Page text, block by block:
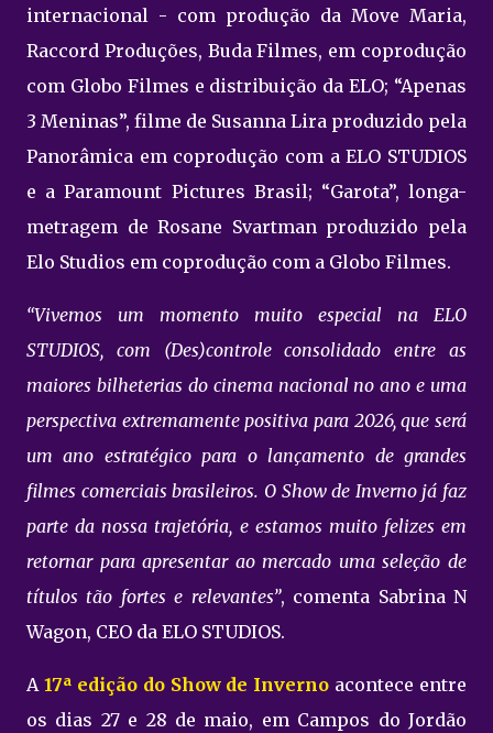
internacional - com produção da Move Maria,
Raccord Produções, Buda Filmes, em coprodução
com Globo Filmes e distribuição da ELO; “Apenas
3 Meninas”, filme de Susanna Lira produzido pela
Panorâmica em coprodução com a ELO STUDIOS
e a Paramount Pictures Brasil; “Garota”, longa-
metragem de Rosane Svartman produzido pela
Elo Studios em coprodução com a Globo Filmes.
“Vivemos um momento muito especial na ELO
STUDIOS, com (Des)controle consolidado entre as
maiores bilheterias do cinema nacional no ano e uma
perspectiva extremamente positiva para 2026, que será
um ano estratégico para o lançamento de grandes
filmes comerciais brasileiros. O Show de Inverno já faz
parte da nossa trajetória, e estamos muito felizes em
retornar para apresentar ao mercado uma seleção de
títulos tão fortes e relevantes”, comenta Sabrina N
Wagon, CEO da ELO STUDIOS.
A 17ª edição do Show de Inverno acontece entre
os dias 27 e 28 de maio, em Campos do Jordão